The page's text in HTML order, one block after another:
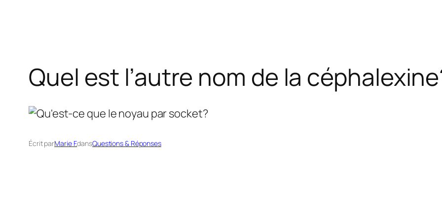
Quel est l’autre nom de la
Écrit parMarie F.dansQuestions & Réponses